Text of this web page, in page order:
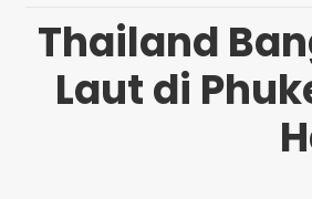
Thailand
Laut di